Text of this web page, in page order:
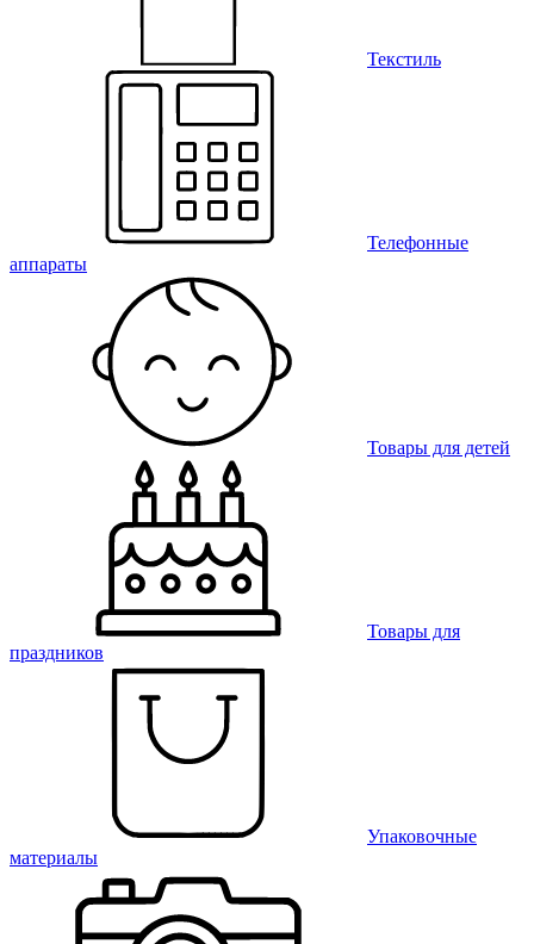
Текстиль
Телефонные
аппараты
Товары для детей
Товары для
праздников
Упаковочные
материалы